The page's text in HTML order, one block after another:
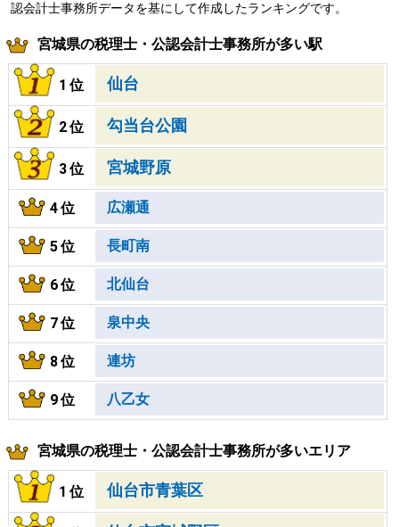
認会計士事務所データを基にして作成したランキングです。
宮城県の税理士・公認会計士事務所が多い駅
1位 仙台
2位 勾当台公園
3位 宮城野原
4位 広瀬通
5位 長町南
6位 北仙台
7位 泉中央
8位 連坊
9位 八乙女
宮城県の税理士・公認会計士事務所が多いエリア
1位 仙台市青葉区